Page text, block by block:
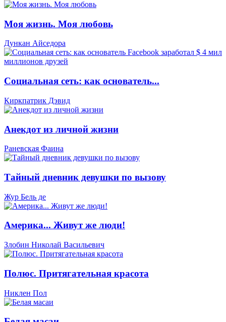
Моя жизнь. Моя любовь
Дункан Айседора
Социальная сеть: как основатель...
Киркпатрик Дэвид
Анекдот из личной жизни
Раневская Фаина
Тайный дневник девушки по вызову
Жур Бель де
Америка... Живут же люди!
Злобин Николай Васильевич
Полюс. Притягательная красота
Никлен Пол